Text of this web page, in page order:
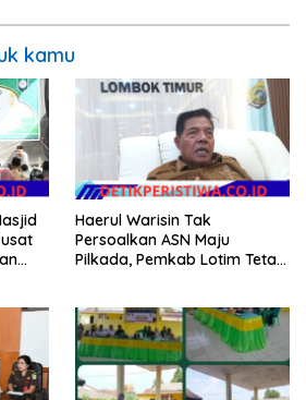
kamu
Haerul Warisin Tak
Persoalkan ASN Maju
Pilkada, Pemkab Lotim Tetap